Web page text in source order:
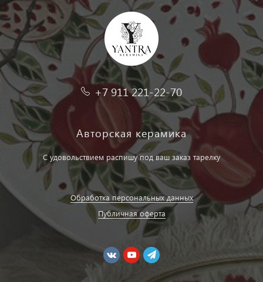
+7 911 221-22-70
Авторская керамика
С удовольствием распишу под ваш заказ тарелку
Обработка персональных данных
Публичная оферта